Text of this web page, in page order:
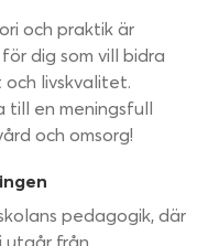
och praktik är
dig som vill bidra
och livskvalitet.
till en meningsfull
och omsorg!
pedagogik, där